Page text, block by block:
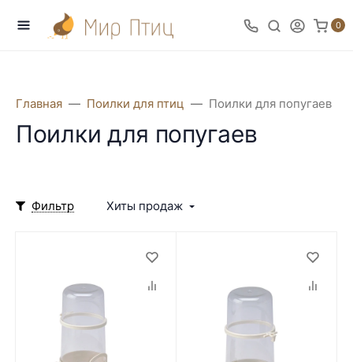
0
Главная Поилки для птиц Поилки для попугаев
Поилки для попугаев
Фильтр Хиты продаж